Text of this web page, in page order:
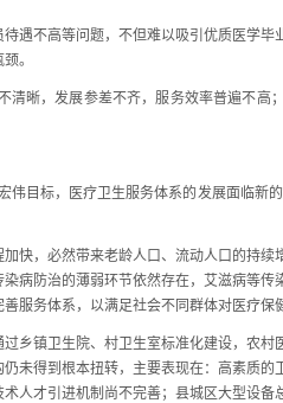
不高等问题，不但难以吸引优质医学毕
。
晰，发展参差不齐，服务效率普遍不高
标，医疗卫生服务体系的发展面临新的
，必然带来老龄人口、流动人口的持续
病防治的薄弱环节依然存在，艾滋病等
服务体系，以满足社会不同群体对医疗保
镇卫生院、村卫生室标准化建设，农村
未得到根本扭转，主要表现在：高素质
人才引进机制尚不完善；县城区大型设